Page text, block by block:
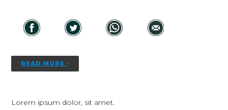
READ MORE
Lorem ipsum dolor, sit amet.